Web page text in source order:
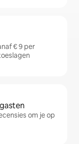
€ 9 per
om je op